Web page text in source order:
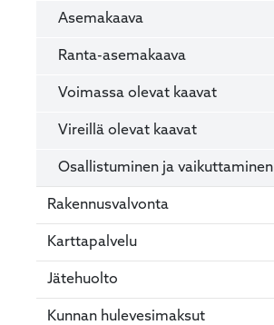
Asemakaava
Ranta-asemakaava
Voimassa olevat kaavat
Vireillä olevat kaavat
Osallistuminen ja vaikuttaminen
Rakennusvalvonta
Karttapalvelu
Jätehuolto
Kunnan hulevesimaksut